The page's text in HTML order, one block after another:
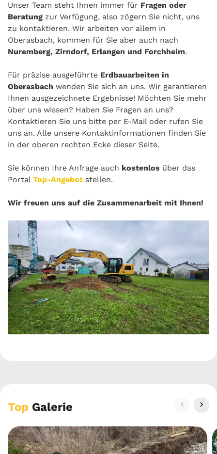
Unser Team steht Ihnen immer für Fragen oder
Beratung zur Verfügung, also zögern Sie nicht, uns
zu kontaktieren. Wir arbeiten vor allem in
Oberasbach, kommen für Sie aber auch nach
Nuremberg, Zirndorf, Erlangen und Forchheim.
Für präzise ausgeführte Erdbauarbeiten in
Oberasbach wenden Sie sich an uns. Wir garantieren
Ihnen ausgezeichnete Ergebnisse! Möchten Sie mehr
über uns wissen? Haben Sie Fragen an uns?
Kontaktieren Sie uns bitte per E-Mail oder rufen Sie
uns an. Alle unsere Kontaktinformationen finden Sie
in der oberen rechten Ecke dieser Seite.
Sie können Ihre Anfrage auch kostenlos über das
Portal Top-Angebot stellen.
Wir freuen uns auf die Zusammenarbeit mit Ihnen!
Top Galerie